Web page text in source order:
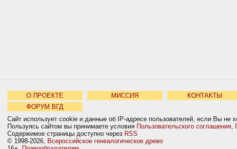
О ПРОЕКТЕ МИССИЯ КОНТАКТЫ
ФОРУМ ВГД
Сайт использует cookie и данные об IP-адресе пользователей, если Вы не
Пользуясь сайтом вы принимаете условия Пользовательского соглашения,
Содержимое страницы доступно через RSS
© 1998-2026, Всероссийское генеалогическое древо